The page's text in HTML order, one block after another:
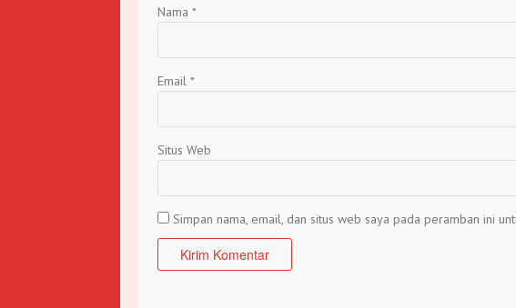
Nama *
Email *
Situs Web
Simpan nama, email, dan situs web saya pada peramban ini